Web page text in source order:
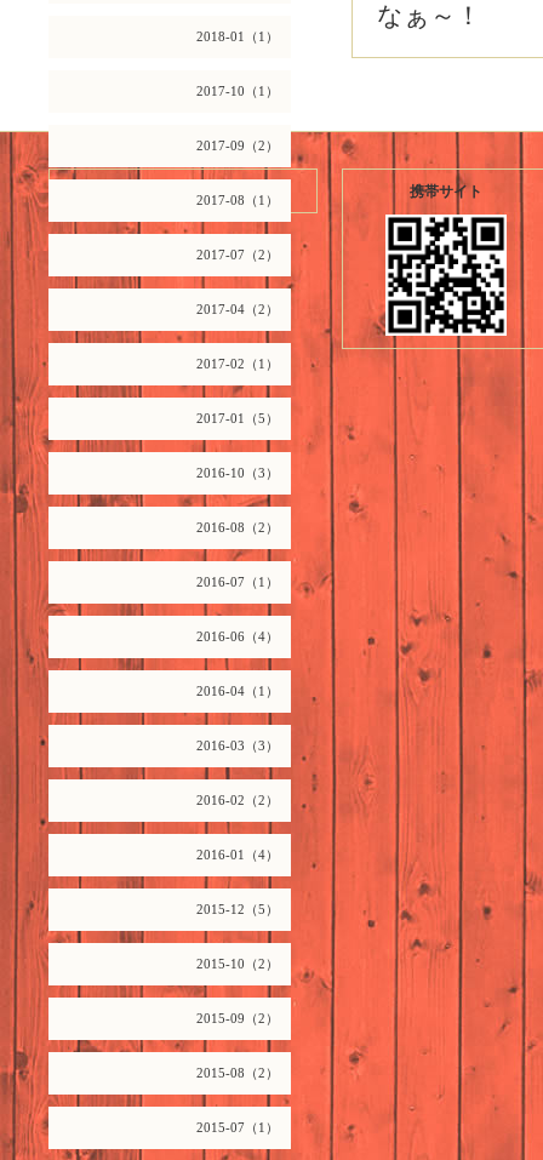
2018-01（1）
2017-10（1）
2017-09（2）
2017-08（1）
2017-07（2）
2017-04（2）
2017-02（1）
2017-01（5）
2016-10（3）
2016-08（2）
2016-07（1）
2016-06（4）
2016-04（1）
2016-03（3）
2016-02（2）
2016-01（4）
2015-12（5）
2015-10（2）
2015-09（2）
2015-08（2）
2015-07（1）
なぁ～！
携帯サイト